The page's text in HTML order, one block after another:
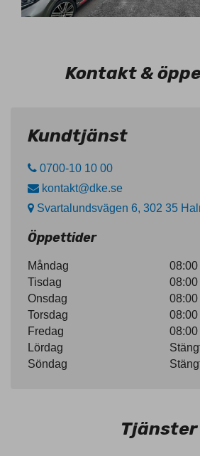
Kontakt &
Kundtjänst
0700-10 10 00
kontakt@dke.se
Svartalundsvägen 6, 302 35
Öppettider
Måndag
Tisdag
Onsdag
Torsdag
Fredag
Lördag
Söndag
Tjänster